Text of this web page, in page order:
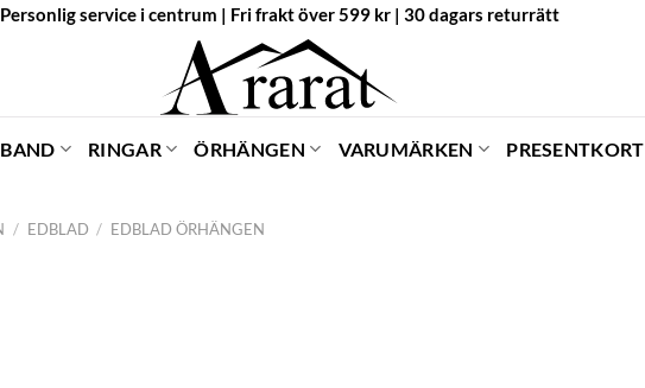
Personlig service i centrum | Fri frakt över 599 kr | 30 dagars returrätt
RINGAR ÖRHÄNGEN VARUMÄRKEN PRESENTKORT
/ EDBLAD / EDBLAD ÖRHÄNGEN